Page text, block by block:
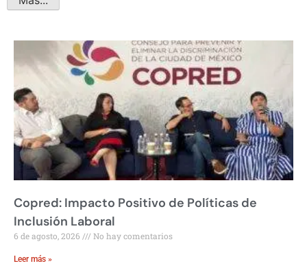
Copred: Impacto Positivo de Políticas de
Inclusión Laboral
6 de agosto, 2026 No hay comentarios
Leer más »